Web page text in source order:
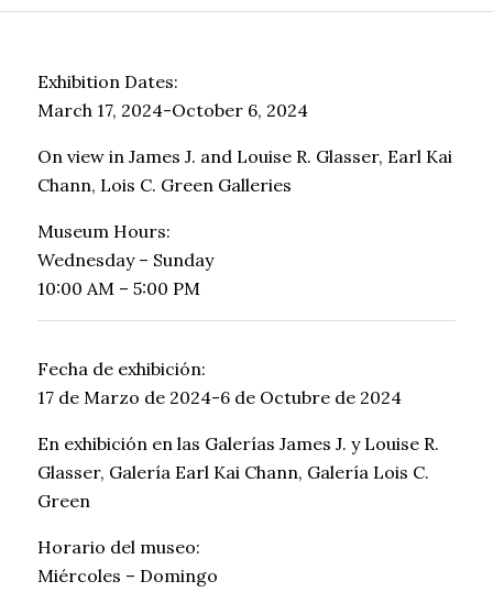
Exhibition Dates:
March 17, 2024-October 6, 2024
On view in James J. and Louise R. Glasser, Earl Kai
Chann, Lois C. Green Galleries
Museum Hours:
Wednesday – Sunday
10:00 AM – 5:00 PM
Fecha de exhibición:
17 de Marzo de 2024-6 de Octubre de 2024
En exhibición en las Galerías James J. y Louise R.
Glasser, Galería Earl Kai Chann, Galería Lois C.
Green
Horario del museo:
Miércoles – Domingo